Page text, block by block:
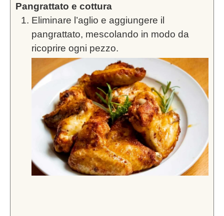
Pangrattato e cottura
Eliminare l’aglio e aggiungere il
pangrattato, mescolando in modo da
ricoprire ogni pezzo.